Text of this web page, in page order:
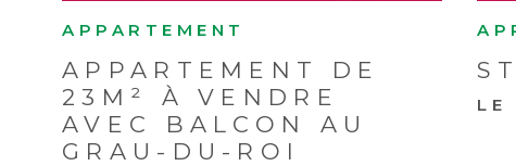
APPARTEMENT
APPARTEMENT DE
23M² À VENDRE
AVEC BALCON AU
GRAU-DU-ROI
LE